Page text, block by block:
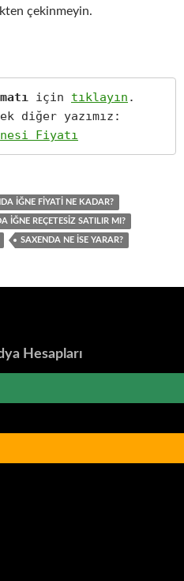
çekinmeyin.
için tıklayın .
Fiyatı
İĞNE FIYATI NE KADAR?
İĞNE REÇETESIZ SATILIR MI?
SAXENDA NE İSE YARAR?
Hesapları